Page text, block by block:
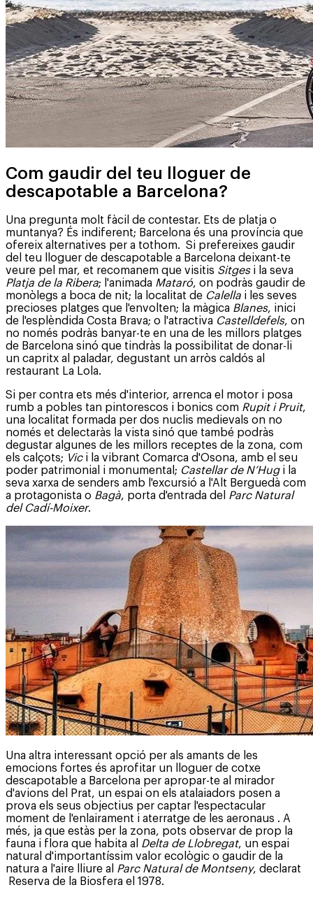
Com gaudir del teu lloguer de
descapotable a Barcelona?
Una pregunta molt fàcil de contestar. Ets de platja o
muntanya? És indiferent; Barcelona és una província que
ofereix alternatives per a tothom. Si prefereixes gaudir
del teu lloguer de descapotable a Barcelona deixant-te
veure pel mar, et recomanem que visitis Sitgesi la seva
Platja de la Ribera; l'animada Mataró, on podràs gaudir de
monòlegs a boca de nit; la localitat de Calella i les seves
precioses platges que l'envolten; la màgica Blanes, inici
de l'esplèndida Costa Brava; o l'atractiva Castelldefels, on
no només podràs banyar-te en una de les millors platges
de Barcelona sinó que tindràs la possibilitat de donar-li
un capritx al paladar, degustant un arròs caldós al
restaurant La Lola.
Si per contra ets més d'interior, arrenca el motor i posa
rumb a pobles tan pintorescos i bonics com Rupit i Pruit,
una localitat formada per dos nuclis medievals on no
només et delectaràs la vista sinó que també podràs
degustar algunes de les millors receptes de la zona, com
els calçots; Vici la vibrant Comarca d'Osona, amb el seu
poder patrimonial i monumental; Castellar de N’Hugi la
seva xarxa de senders amb l'excursió a l'Alt Berguedà com
a protagonista o Bagà, porta d'entrada del Parc Natural
del Cadí-Moixer.
Una altra interessant opció per als amants de les
emocions fortes és aprofitar un lloguer de cotxe
descapotable a Barcelona per apropar-te al mirador
d'avions del Prat, un espai on els atalaiadors posen a
prova els seus objectius per captar l'espectacular
moment de l'enlairament i aterratge de les aeronaus . A
més, ja que estàs per la zona, pots observar de prop la
fauna i flora que habita al Delta de Llobregat, un espai
natural d'importantíssim valor ecològic o gaudir de la
natura a l'aire lliure al Parc Natural de Montseny, declarat
Reserva de la Biosfera el 1978.